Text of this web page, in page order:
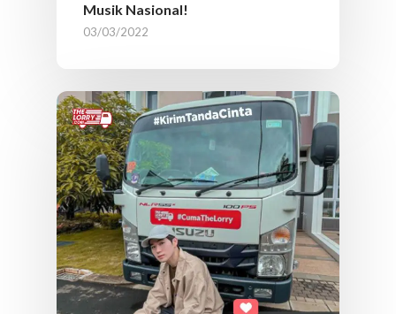
Musik Nasional!
03/03/2022